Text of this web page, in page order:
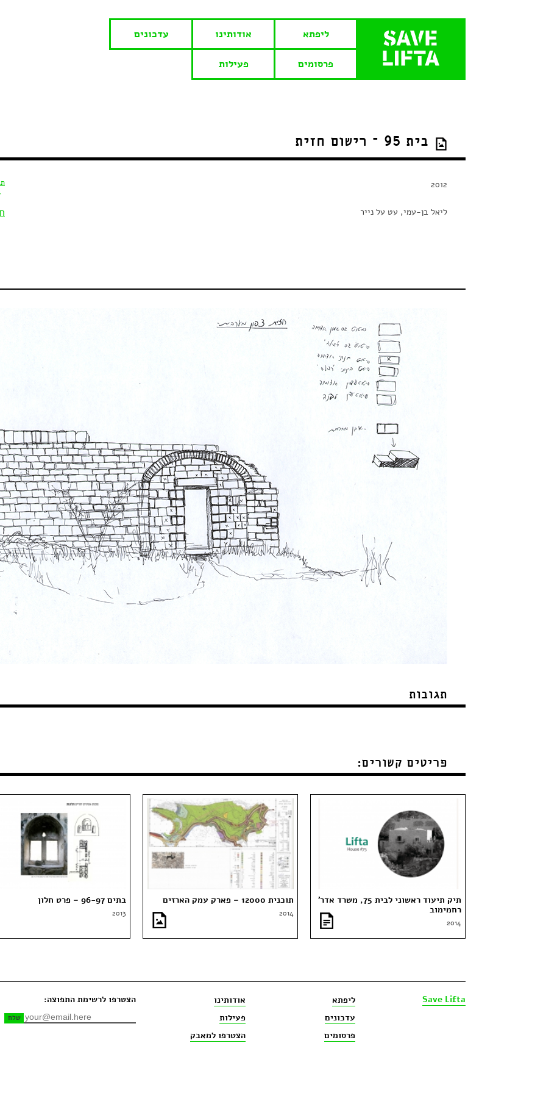
ליפתא אודותינו עדכונים
פרסומים פעילות
בית 95 – רישום חזית
2012
ליאל בן-עמי, עט על נייר
תגובות
פריטים קשורים:
תיק תיעוד ראשוני לבית 75, משרד אדר׳
רחמימוב
2014
תוכנית 12000 – פארק עמק הארזים
2014
בתים 96-97 – פרט חלון
2013
Save Lifta ליפתא
אודותינו
עדכונים
פעילות
פרסומים
הצטרפו למאבק
הצטרפו לרשימת התפוצה: